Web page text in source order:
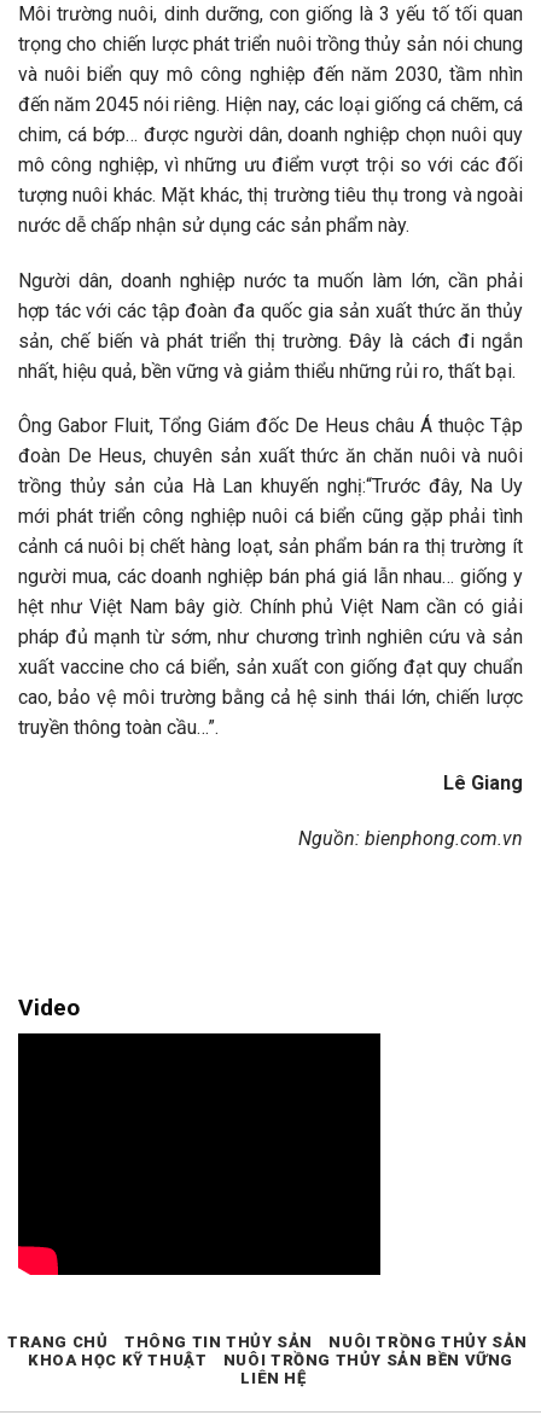
Môi trường nuôi, dinh dưỡng, con giống là 3 yếu tố tối quan
trọng cho chiến lược phát triển nuôi trồng thủy sản nói chung
và nuôi biển quy mô công nghiệp đến năm 2030, tầm nhìn
đến năm 2045 nói riêng. Hiện nay, các loại giống cá chẽm, cá
chim, cá bớp… được người dân, doanh nghiệp chọn nuôi quy
mô công nghiệp, vì những ưu điểm vượt trội so với các đối
tượng nuôi khác. Mặt khác, thị trường tiêu thụ trong và ngoài
nước dễ chấp nhận sử dụng các sản phẩm này.
Người dân, doanh nghiệp nước ta muốn làm lớn, cần phải
hợp tác với các tập đoàn đa quốc gia sản xuất thức ăn thủy
sản, chế biến và phát triển thị trường. Đây là cách đi ngắn
nhất, hiệu quả, bền vững và giảm thiểu những rủi ro, thất bại.
Ông Gabor Fluit, Tổng Giám đốc De Heus châu Á thuộc Tập
đoàn De Heus, chuyên sản xuất thức ăn chăn nuôi và nuôi
trồng thủy sản của Hà Lan khuyến nghị:“Trước đây, Na Uy
mới phát triển công nghiệp nuôi cá biển cũng gặp phải tình
cảnh cá nuôi bị chết hàng loạt, sản phẩm bán ra thị trường ít
người mua, các doanh nghiệp bán phá giá lẫn nhau… giống y
hệt như Việt Nam bây giờ. Chính phủ Việt Nam cần có giải
pháp đủ mạnh từ sớm, như chương trình nghiên cứu và sản
xuất vaccine cho cá biển, sản xuất con giống đạt quy chuẩn
cao, bảo vệ môi trường bằng cả hệ sinh thái lớn, chiến lược
truyền thông toàn cầu…”.
Lê Giang
Nguồn: bienphong.com.vn
Video
TRANG CHỦ THÔNG TIN THỦY SẢN
NUÔI TRỒNG THỦY SẢN
KHOA HỌC KỸ THUẬT
NUÔI TRỒNG THỦY SẢN BỀN VỮNG
LIÊN HỆ